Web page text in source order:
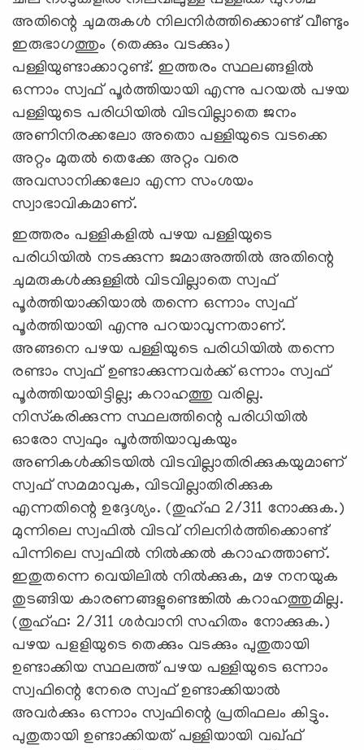
അതിന്റെ ചുമരുകള്‍ നിലനിര്‍ത്തിക്കൊണ്ട് വീണ്ടും
ഇരുഭാഗത്തും (തെക്കും വടക്കും)
പള്ളിയുണ്ടാക്കാറുണ്ട്. ഇത്തരം സ്ഥലങ്ങളില്‍
ഒന്നാം സ്വഫ് പൂര്‍ത്തിയായി എന്നു പറയല്‍ പഴയ
പള്ളിയുടെ പരിധിയില്‍ വിടവില്ലാതെ ജനം
അണിനിരക്കലോ അതൊ പള്ളിയുടെ വടക്കെ
അറ്റം മുതല്‍ തെക്കേ അറ്റം വരെ
അവസാനിക്കലോ എന്ന സംശയം
സ്വാഭാവികമാണ്.
ഇത്തരം പള്ളികളില്‍ പഴയ പള്ളിയുടെ
പരിധിയില്‍ നടക്കുന്ന ജമാഅത്തില്‍ അതിന്റെ
ചുമരുകള്‍ക്കുള്ളില്‍ വിടവില്ലാതെ സ്വഫ്
പൂര്‍ത്തിയാക്കിയാല്‍ തന്നെ ഒന്നാം സ്വഫ്
പൂര്‍ത്തിയായി എന്നു പറയാവുന്നതാണ്.
അങ്ങനെ പഴയ പള്ളിയുടെ പരിധിയില്‍ തന്നെ
രണ്ടാം സ്വഫ് ഉണ്ടാക്കുന്നവര്‍ക്ക് ഒന്നാം സ്വഫ്
പൂര്‍ത്തിയായിട്ടില്ല; കറാഹത്തു വരില്ല.
നിസ്‌കരിക്കുന്ന സ്ഥലത്തിന്റെ പരിധിയില്‍
ഓരോ സ്വഫും പൂര്‍ത്തിയാവുകയും
അണികള്‍ക്കിടയില്‍ വിടവില്ലാതിരിക്കുകയുമാണ്
സ്വഫ് സമമാവുക, വിടവില്ലാതിരിക്കുക
എന്നതിന്റെ ഉദ്ദേശ്യം. (തുഹ്ഫ 2/311 നോക്കുക.)
മുന്നിലെ സ്വഫില്‍ വിടവ് നിലനിര്‍ത്തിക്കൊണ്ട്
പിന്നിലെ സ്വഫില്‍ നില്‍ക്കല്‍ കറാഹത്താണ്.
ഇതുതന്നെ വെയിലില്‍ നില്‍ക്കുക, മഴ നനയുക
തുടങ്ങിയ കാരണങ്ങളുണ്ടെങ്കില്‍ കറാഹത്തുമില്ല.
(തുഹ്ഫ: 2/311 ശര്‍വാനി സഹിതം നോക്കുക.)
പഴയ പളളിയുടെ തെക്കും വടക്കും പുതുതായി
ഉണ്ടാക്കിയ സ്ഥലത്ത് പഴയ പള്ളിയുടെ ഒന്നാം
സ്വഫിന്റെ നേരെ സ്വഫ് ഉണ്ടാക്കിയാല്‍
അവര്‍ക്കും ഒന്നാം സ്വഫിന്റെ പ്രതിഫലം കിട്ടും.
പുതുതായി ഉണ്ടാക്കിയത് പള്ളിയായി വഖ്ഫ്